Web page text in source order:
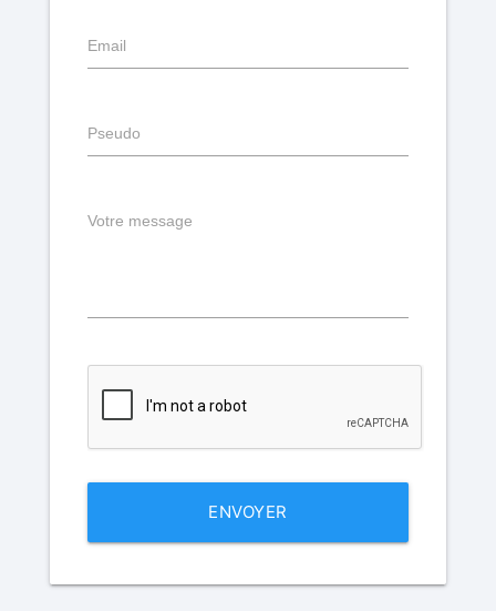
Email
Pseudo
Votre message
ENVOYER